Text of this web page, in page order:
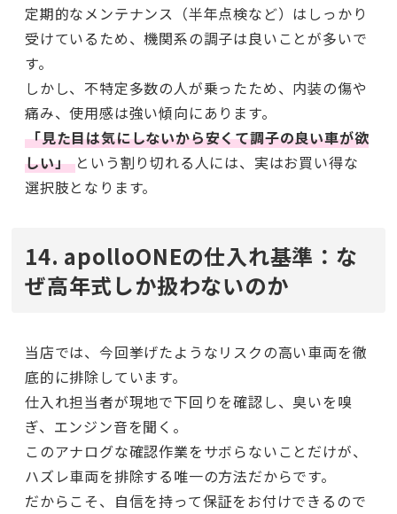
定期的なメンテナンス（半年点検など）はしっかり
受けているため、機関系の調子は良いことが多いで
す。
しかし、不特定多数の人が乗ったため、内装の傷や
痛み、使用感は強い傾向にあります。
「見た目は気にしないから安くて調子の良い車が欲
しい」という割り切れる人には、実はお買い得な
選択肢となります。
14. apolloONEの仕入れ基準：な
ぜ高年式しか扱わないのか
当店では、今回挙げたようなリスクの高い車両を徹
底的に排除しています。
仕入れ担当者が現地で下回りを確認し、臭いを嗅
ぎ、エンジン音を聞く。
このアナログな確認作業をサボらないことだけが、
ハズレ車両を排除する唯一の方法だからです。
だからこそ、自信を持って保証をお付けできるので